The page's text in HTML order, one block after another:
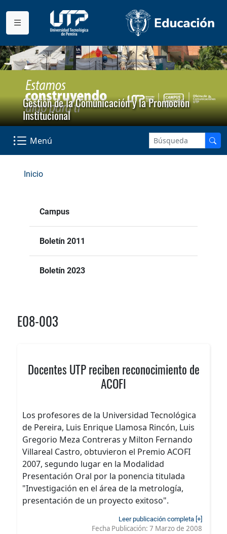
Gestión de la Comunicación y la Promoción
Institucional
Menú
Inicio
Campus
Boletín 2011
Boletín 2023
E08-003
Docentes UTP reciben reconocimiento de
ACOFI
Los profesores de la Universidad Tecnológica
de Pereira, Luis Enrique Llamosa Rincón, Luis
Gregorio Meza Contreras y Milton Fernando
Villareal Castro, obtuvieron el Premio ACOFI
2007, segundo lugar en la Modalidad
Presentación Oral por la ponencia titulada
"Investigación en el área de la metrología,
presentación de un proyecto exitoso".
Leer publicación completa [+]
Fecha Publicación: 7 Marzo de 2008